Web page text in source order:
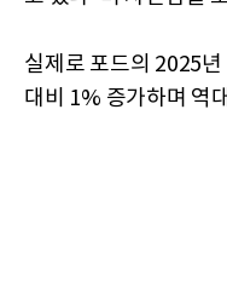
실제로 포드의 2025
대비 1% 증가하며 역